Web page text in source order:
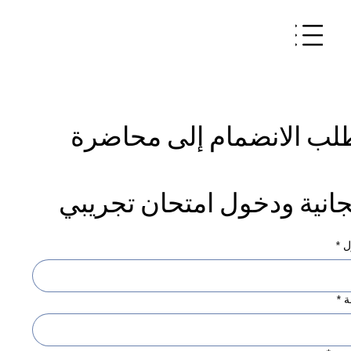
ودخول امتحان تجريبي
*
*